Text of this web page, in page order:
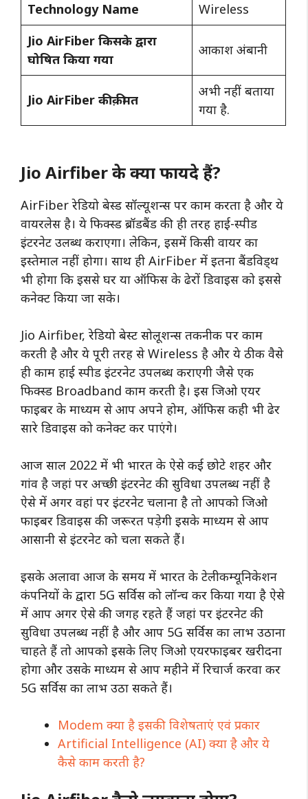
Technology Name
Wireless
Jio AirFiber किसके द्वारा
घोषित किया गया
आकाश अंबानी
Jio AirFiber की क़ीमत
अभी नहीं बताया
गया है.
Jio Airfiber के क्या फायदे हैं?
AirFiber रेडियो बेस्ड सॉल्यूशन्स पर काम करता है और ये
वायरलेस है। ये फिक्स्ड ब्रॉडबैंड की ही तरह हाई-स्पीड
इंटरनेट उलब्ध कराएगा। लेकिन, इसमें किसी वायर का
इस्तेमाल नहीं होगा। साथ ही AirFiber में इतना बैंडविड्थ
भी होगा कि इससे घर या ऑफिस के ढेरों डिवाइस को इससे
कनेक्ट किया जा सके।
Jio Airfiber, रेडियो बेस्ट सोलूशन्स तकनीक पर काम
करती है और ये पूरी तरह से Wireless है और ये ठीक वैसे
ही काम हाई स्पीड इंटरनेट उपलब्ध कराएगी जैसे एक
फिक्स्ड Broadband काम करती है। इस जिओ एयर
फाइबर के माध्यम से आप अपने होम, ऑफिस कही भी ढेर
सारे डिवाइस को कनेक्ट कर पाएंगे।
आज साल 2022 में भी भारत के ऐसे कई छोटे शहर और
गांव है जहां पर अच्छी इंटरनेट की सुविधा उपलब्ध नहीं है
ऐसे में अगर वहां पर इंटरनेट चलाना है तो आपको जिओ
फाइबर डिवाइस की जरूरत पड़ेगी इसके माध्यम से आप
आसानी से इंटरनेट को चला सकते हैं।
इसके अलावा आज के समय में भारत के टेलीकम्यूनिकेशन
कंपनियों के द्वारा 5G सर्विस को लॉन्च कर किया गया है ऐसे
में आप अगर ऐसे की जगह रहते हैं जहां पर इंटरनेट की
सुविधा उपलब्ध नहीं है और आप 5G सर्विस का लाभ उठाना
चाहते हैं तो आपको इसके लिए जिओ एयरफाइबर खरीदना
होगा और उसके माध्यम से आप महीने में रिचार्ज करवा कर
5G सर्विस का लाभ उठा सकते हैं।
Modem क्या है इसकी विशेषताएं एवं प्रकार
Artificial Intelligence (AI) क्या है और ये
कैसे काम करती है?